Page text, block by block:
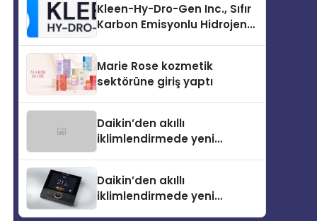
Kleen-Hy-Dro-Gen Inc., Sıfır
Karbon Emisyonlu Hidrojen
Aldı
Marie Rose kozmetik
sektörüne giriş yaptı
Daikin’den akıllı
iklimlendirmede yeni
Daikin’den akıllı
iklimlendirmede yeni